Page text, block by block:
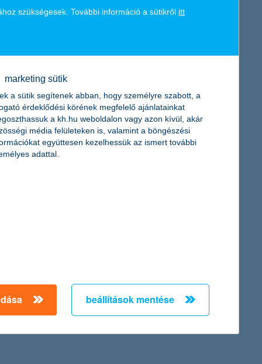
a 3-4. osztályosok kategóriájából került ki.
szükségesek. További információ a sütikről itt
marketing sütik
a sütik segítenek abban, hogy személyre szabott, a
érdeklődési körének megfelelő ajánlatainkat
a kh.hu weboldalon vagy azon kívül, akár
média felületeken is, valamint a böngészési
együttesen kezelhessük az ismert további
adattal.
beállítások mentése